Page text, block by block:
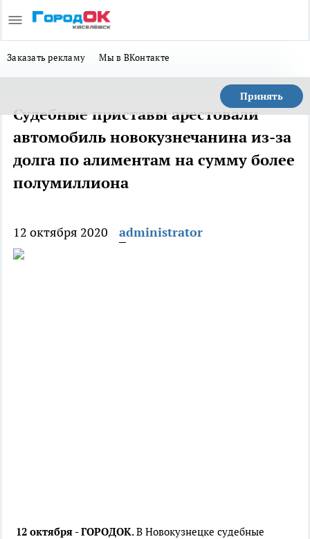
Заказать рекламу Мы в ВКонтакте
Принять
Судебные приставы арестовали
автомобиль новокузнечанина из-за
долга по алиментам на сумму более
полумиллиона
12 октября 2020 administrator
12 октября - ГОРОДОК.В Новокузнецке судебные